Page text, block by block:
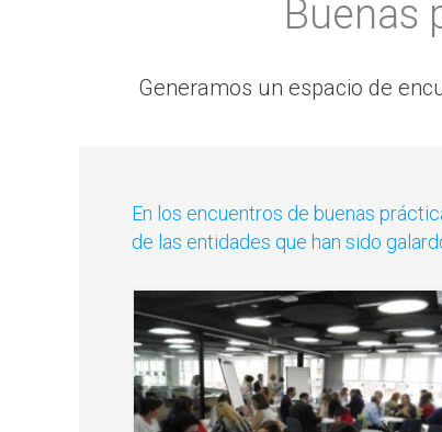
Buenas
Generamos un espacio de
En los encuentros de buenas
de las entidades que han sido